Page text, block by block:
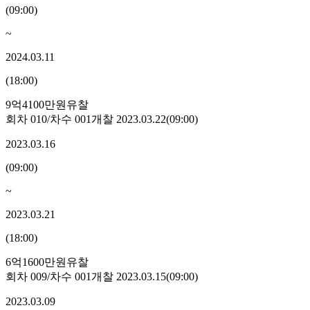
(09:00)
~
2024.03.11
(18:00)
9억4100만원 유찰
회차 010/차수 001개찰 2023.03.22(09:00)
2023.03.16
(09:00)
~
2023.03.21
(18:00)
6억1600만원 유찰
회차 009/차수 001개찰 2023.03.15(09:00)
2023.03.09